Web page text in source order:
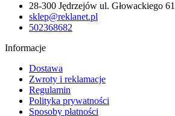
28-300 Jędrzejów ul. Głowackiego 61
sklep@reklanet.pl
502368682
Informacje
Dostawa
Zwroty i reklamacje
Regulamin
Polityka prywatności
Sposoby płatności